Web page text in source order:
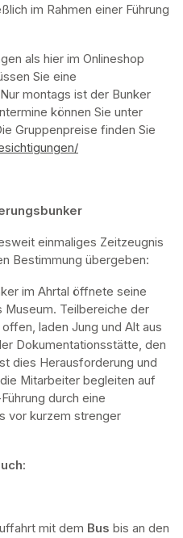
im Rahmen einer Führung
als hier im Onlineshop
Sie eine
montags ist der Bunker
können Sie unter
Gruppenpreise finden Sie
einmaliges Zeitzeugnis
Bestimmung übergeben:
im Ahrtal öffnete seine
Teilbereiche der
laden Jung und Alt aus
Dokumentationsstätte, den
dies Herausforderung und
Mitarbeiter begleiten auf
durch eine
vor kurzem strenger
mit dem Bus bis an den